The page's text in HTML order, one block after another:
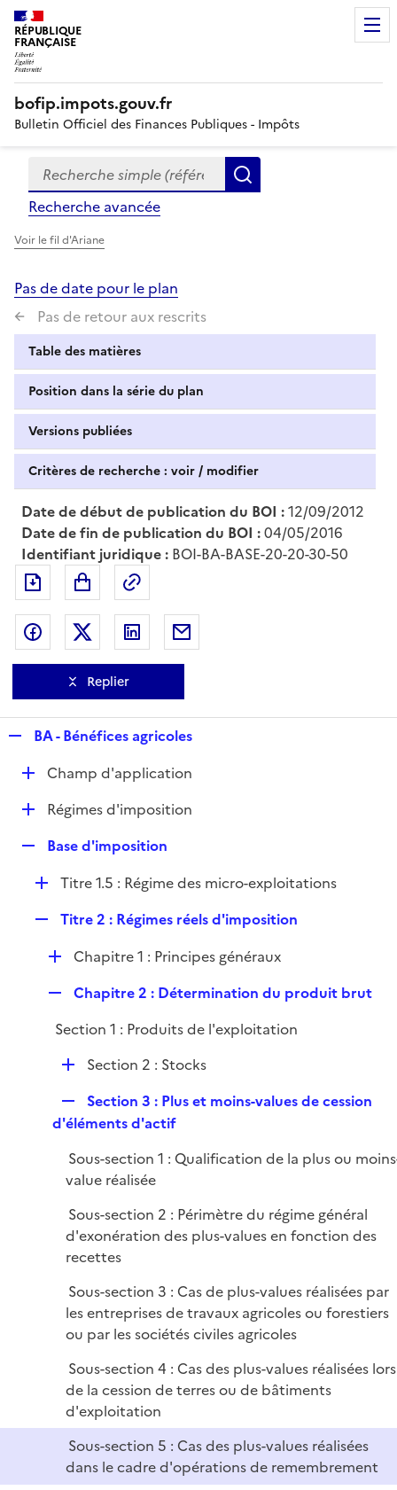
RÉPUBLIQUE
FRANÇAISE
bofip.impots.gouv.fr
Bulletin Officiel des Finances Publiques - Impôts
Formulaire
de
recherche
Recherche simple (références, mots clés, partie du
Recherche avancée
Voir le fil d'Ariane
Pas de date pour le plan
Pas de retour aux rescrits
Table des matières
Position dans la série du plan
Versions publiées
Critères de recherche : voir / modifier
Date de début de publication du BOI :12/09/2012
Date de fin de publication du BOI :04/05/2016
Identifiant juridique : BOI-BA-BASE-20-20-30-50
Exporter le document au format pdf
Partager sur Facebook
Partager sur Twitter
Partager sur LinkedIn
Replier
p
l
i
e
BA - Bénéfices agricoles
D
e
Champ d'application
D
l
i
e
Régimes d'imposition
p
Base d'imposition
D
l
i
e
Titre 1.5 : Régime des micro-exploitations
p
e
Titre 2 : Régimes réels d'imposition
D
p
i
e
Chapitre 1 : Principes généraux
p
l
i
e
r
Chapitre 2 : Détermination du produit brut
Section 1 : Produits de l'exploitation
D
l
e
r
Section 2 : Stocks
e
l
i
Section 3 : Plus et moins-values de cession
d'éléments d'actif
Sous-section 1 : Qualification de la plus ou
value réalisée
Sous-section 2 : Périmètre du régime général
d'exonération des plus-values en fonction des
recettes
Sous-section 3 : Cas de plus-values réalisées par
les entreprises de travaux agricoles ou forestiers
ou par les sociétés civiles agricoles
Sous-section 4 : Cas des plus-values réalisées lors
de la cession de terres ou de bâtiments
d'exploitation
Sous-section 5 : Cas des plus-values réalisées
dans le cadre d'opérations de remembrement